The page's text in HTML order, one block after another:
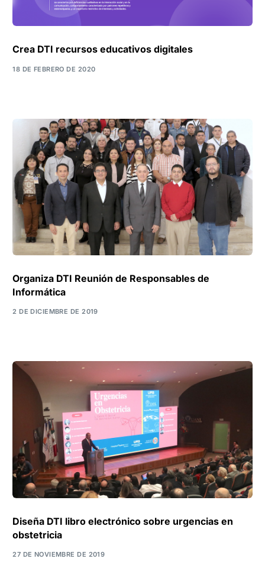
Crea DTI recursos educativos digitales
18 DE FEBRERO DE 2020
Organiza DTI Reunión de Responsables de
Informática
2 DE DICIEMBRE DE 2019
Diseña DTI libro electrónico sobre urgencias en
obstetricia
27 DE NOVIEMBRE DE 2019